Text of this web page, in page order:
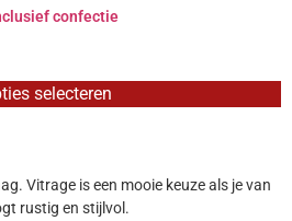
confectie
selecteren
Vitrage is een mooie keuze als je van
rustig en stijlvol.